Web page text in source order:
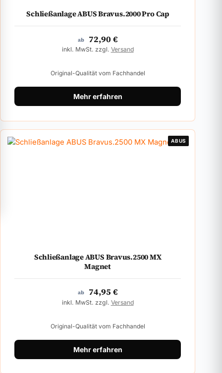
Schließanlage ABUS Bravus.2000 Pro Cap
ab 72,90€
inkl. MwSt. zzgl. Versand
Original-Qualität vom Fachhandel
Mehr erfahren
ABUS
Schließanlage ABUS Bravus.2500 MX
Magnet
ab 74,95 €
inkl. MwSt. zzgl. Versand
Original-Qualität vom Fachhandel
Mehr erfahren